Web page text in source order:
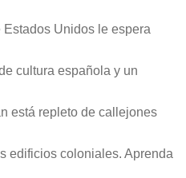
Unidos le espera
cultura española y un
está repleto de callejones
edificios coloniales. Aprenda